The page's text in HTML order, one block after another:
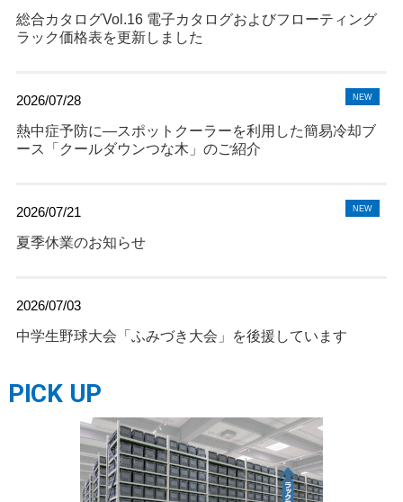
総合カタログVol.16 電子カタログおよびフローティング
ラック価格表を更新しました
2026/07/28 NEW
熱中症予防に―スポットクーラーを利用した簡易冷却ブ
ース「クールダウンつな木」のご紹介
2026/07/21 NEW
夏季休業のお知らせ
2026/07/03
中学生野球大会「ふみづき大会」を後援しています
PICK UP